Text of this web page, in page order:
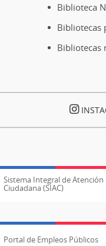
Biblioteca
Bibliotecas
Bibliotecas
Sistema Integral de Atención
Ciudadana (SIAC)
Portal de Empleos Públicos